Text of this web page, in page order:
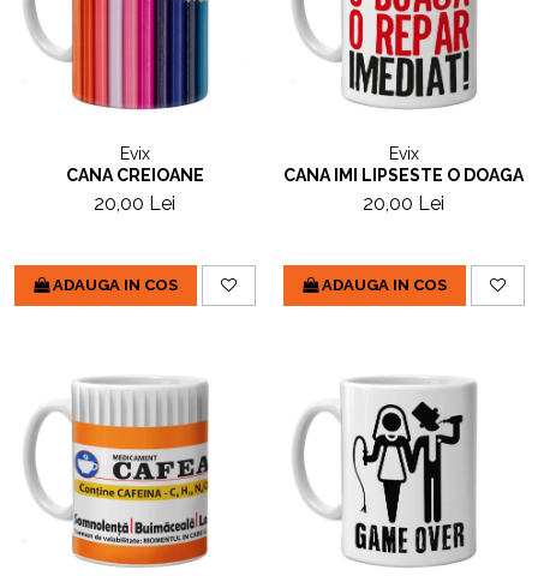
Evix
CANA CREIOANE
20,00 Lei
ADAUGA IN COS
Evix
CANA IMI LIPSESTE O DOAGA
20,00 Lei
ADAUGA IN COS